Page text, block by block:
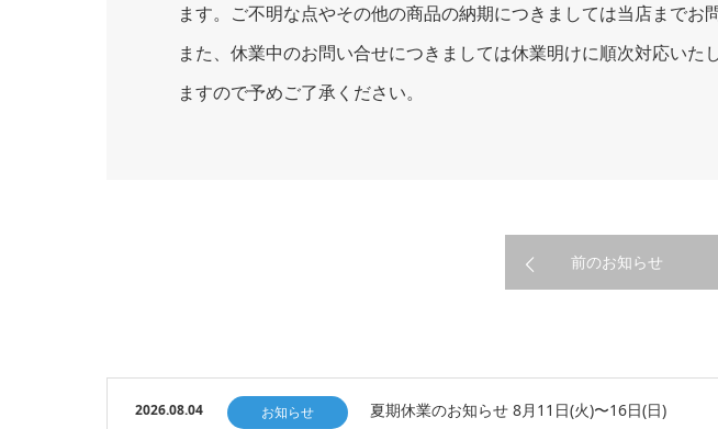
ます。ご不明な点やその他の商品の納期につきましては当店までお
また、休業中のお問い合せにつきましては休業明けに順次対応い
ますので予めご了承ください。
前のお知らせ
2026.08.04 お知らせ 夏期休業のお知らせ 8月11日(火)〜16日(日)